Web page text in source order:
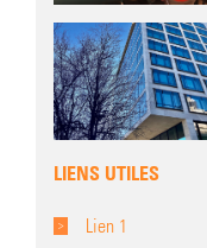
LIENS UTILES
Lien 1